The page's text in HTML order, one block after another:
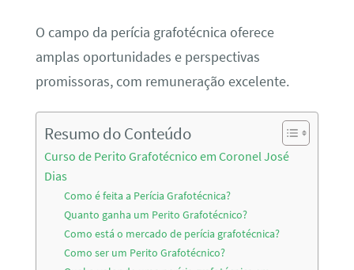
O campo da perícia grafotécnica oferece
amplas oportunidades e perspectivas
promissoras, com remuneração excelente.
Resumo do Conteúdo
Curso de Perito Grafotécnico em Coronel José
Dias
Como é feita a Perícia Grafotécnica?
Quanto ganha um Perito Grafotécnico?
Como está o mercado de perícia grafotécnica?
Como ser um Perito Grafotécnico?